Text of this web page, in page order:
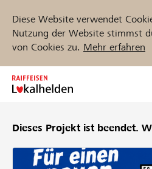
Diese Website verwendet
Nutzung der Website stimmst
von Cookies zu. Mehr erfahren
Zum
Inhalt
Dieses Projekt ist beendet.